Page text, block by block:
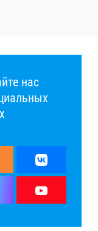
нас